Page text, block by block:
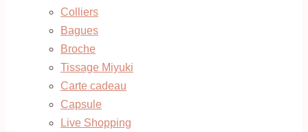
Colliers
Bagues
Broche
Tissage Miyuki
Carte cadeau
Capsule
Live Shopping